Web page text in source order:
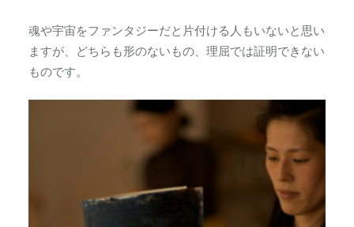
魂や宇宙をファンタジーだと片付ける人もいないと思い
ますが、どちらも形のないもの、理屈では証明できない
ものです。